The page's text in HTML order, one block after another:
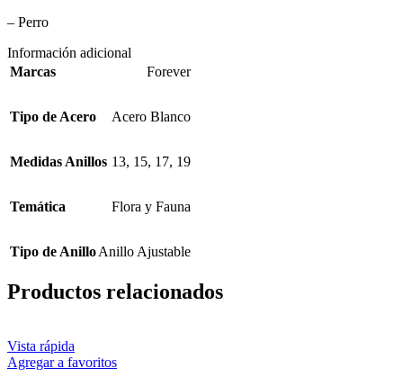
– Perro
Información adicional
Marcas
Forever
Tipo de Acero Acero Blanco
Medidas Anillos 13, 15, 17, 19
Temática Flora y Fauna
Tipo de AnilloAnillo Ajustable
Productos relacionados
Vista rápida
Agregar a favoritos